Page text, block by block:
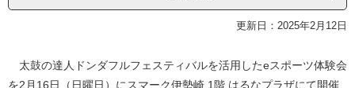
更新日：2025年2月12日
太鼓の達人ドンダフルフェスティバルを活用したeスポーツ体験会
を2月16日（日曜日）にスマーク伊勢崎 1階 はるなプラザにて開催